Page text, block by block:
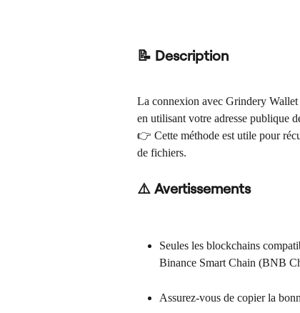
📝 Description
La connexion avec Grindery
en utilisant votre adresse publique
👉 Cette méthode est utile pour
de fichiers.
⚠️ Avertissements
Seules les blockchains
Binance Smart Chain (BNB
Assurez-vous de copier la